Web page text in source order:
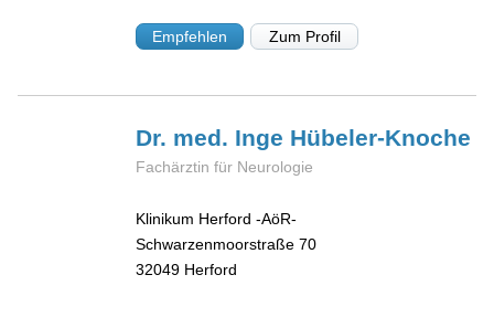
Empfehlen Zum Profil
Dr. med. Inge Hübeler-Knoche
Fachärztin für Neurologie
Klinikum Herford -AöR-
Schwarzenmoorstraße 70
32049 Herford